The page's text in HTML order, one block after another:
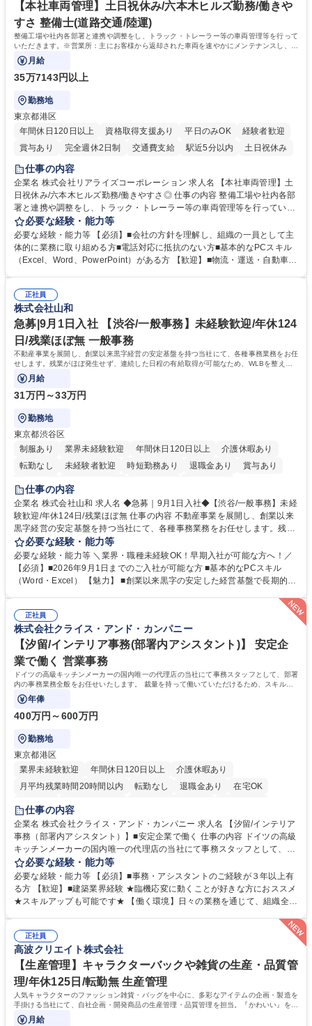
再雇用有
賃の50%（月額7万円まで）を補助 学歴・資格 学歴：大学院 大学 語学
力： 資格：
【本社車両管理】土日祝休み/六本木ヒルズ勤務/働きや
すさ 整備士(道路交通/陸運)
整備工場や社内各部署と連携や調整をし、トラック・トレーラー等の車両管理等を行って
いただきます。※営業所：主にお客様から返却された車両を速やかにメンテナンスし、次
のお客様にお貸し出しするための拠点
月給
35万7143円以上
勤務地
東京都港区
年間休日120日以上
資格取得支援あり 平日のみOK
経験者歓迎
賞与あり
完全週休2日制 交通費支給 駅近5分以内 土日祝休み
仕事の内容
企業名 株式会社リアライズコーポレーション 求人名 【本社車両管理】土
日祝休み/六本木ヒルズ勤務/働きやすさ◎ 仕事の内容 整備工場や社内各部
署と連携や調整をし、トラック・トレーラー等の車両管理等を行っていた
だきます。※営業所：主にお客様から返却された車両を速やかにメンテナ
ンスし、次のお客様にお貸し出しするための拠点 【具体的には】■整備工
場への整備発注・入出庫調整、社内各部署との連携・調整■車両の入出庫
スケジュール管理■返却車両の整備に関する調査・進捗管理等※弊社事業
木ヒルズ）になります。 ※毎週土日しっかり休める週休2日制です。 募集
職種 【本社車両管理】土日祝休み/六本木ヒルズ勤務/働きやすさ◎
必要な経験・能力等
必要な経験・能力等 【必須】■会社の方針を理解し、組織の一員として主
体的に業務に取り組める方■電話対応に抵抗のない方■基本的なPCスキル
（Excel、Word、PowerPoint）がある方 【歓迎】■物流・運送・自動車・
コストマネジメント能力：整備工場からの修理費の見積もりを精査し、無
駄なコストを見極めるため、経営的視点での数字感覚が身につきます。■
期日・進捗管理能力：リース開始日や車検のタイミング等を管理し調整す
る力が身に付きます。 学歴・資格 学歴：大学院 大学 語学力： 資格：
正社員
株式会社山和
急募|9月1日入社 【渋谷/一般事務】未経験歓迎/年休124
日/残業ほぼ無 一般事務
不動産事業を展開し、創業以来黒字経営の安定基盤を持つ当社にて、各種事務業務をお任
せします。残業がほぼ発生せず、連続した日程の有給取得が可能なため、WLBを整えた
い方にお勧めの環境です！
月給
31万円～33万円
勤務地
東京都渋谷区
制服あり
業界未経験歓迎 年間休日120日以上
介護休暇あり
転勤なし
未経験者歓迎 時短勤務あり 退職金あり
賞与あり
育休あり
完全週休2日制
仕事の内容
企業名 株式会社山和 求人名 ◆急募｜9月1日入社◆【渋谷/一般事務】未経
験歓迎/年休124日/残業ほぼ無 仕事の内容 不動産事業を展開し、創業以来
黒字経営の安定基盤を持つ当社にて、各種事務業務をお任せします。残業
がほぼ発生せず、連続した日程の有給取得が可能なため、WLBを整えたい
方にお勧めの環境です！ 入社後はOJTを通じて丁寧に研修を行いますの
で、事務未経験の方でも安心して臨むことができます。 【業務詳細】■電
話・来客対応 ■物件の鍵や社内の備品管理 ■データ入力や書類作成 ■契約
必要な経験・能力等
必要な経験・能力等 ＼業界・職種未経験OK！早期入社が可能な方へ！／
【必須】■2026年9月1日までのご入社が可能な方 ■基本的なPCスキル
（Word・Excel） 【魅力】 ■創業以来黒字の安定した経営基盤で長期的に
両立が可能 ■有給取得を積極的に推奨、年間10日程度の取得実績 ■1ヶ月
のOJTで業務を習得可能、未経験でもしっかりサポート 学歴・資格 学
歴：大学院 大学 高専 短大 語学力： 資格：
正社員
株式会社クライス・アンド・カンパニー
【汐留/インテリア事務(部署内アシスタント)】 安定企
業で働く 営業事務
ドイツの高級キッチンメーカーの国内唯一の代理店の当社にて事務スタッフとして、部署
内の事務業務全般をお任せいたします。 裁量を持って働いていただけるため、スキルア
ップも可能です。
年俸
400万円～600万円
勤務地
東京都港区
業界未経験歓迎
年間休日120日以上
介護休暇あり
月平均残業時間20時間以内
転勤なし 退職金あり
在宅OK
育休あり
完全週休2日制
駅近5分以内
土日祝休み
仕事の内容
企業名 株式会社クライス・アンド・カンパニー 求人名 【汐留/インテリア
事務（部署内アシスタント）】■安定企業で働く 仕事の内容 ドイツの高級
キッチンメーカーの国内唯一の代理店の当社にて事務スタッフとして、部
署内の事務業務全般をお任せいたします。 裁量を持って働いていただける
ため、スキルアップも可能です。 【部署内の事務業務全般】 ■サンプルの
仕分け・整理 ■電話応対 ■書類作成（会議資料、お客様宛請求書、支払書
類を取りまとめて経理へ提出等） ■ショールームアテンド・運営・予約業
インテリア事務（部署内アシスタント）】■安定企業で働く
必要な経験・能力等
必要な経験・能力等 【必須】■事務・アシスタントのご経験が３年以上有
る方 【歓迎】■建築業界経験 ★臨機応変に動くことが好きな方におススメ
★スキルアップも可能です★ 【働く環境】日々の業務を通じて、組織全体
ンスキルや問題解決能力が磨かれ、キャリアアップのチャンスも豊富。チ
ームとの協力や新しいアイデアを活かす場もあり、やりがいを感じながら
働けます。 【歓迎】 ■インテリアの業界のご経験が有る方■PCの作業に慣
れている方 学歴・資格 学歴：大学院 大学 高専 短大 専修学校 語学力： 資
格：
正社員
高波クリエイト株式会社
【生産管理】キャラクターバックや雑貨の生産・品質管
理/年休125日/転勤無 生産管理
人気キャラクターのファッション雑貨・バッグを中心に、多彩なアイテムの企画・製造を
手掛ける当社にて、自社企画・開発商品の生産管理・品質管理を担当。『かわいい』を届
けるやりがいのあるポジションです。
月給